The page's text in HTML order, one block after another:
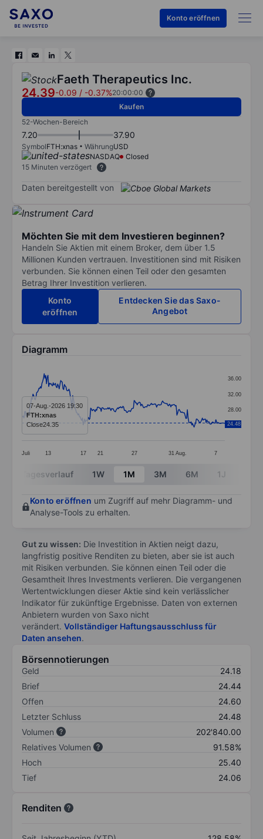
Konto eröffnen
Faeth Therapeutics Inc.
24.39-0.09 / -0.37%20:00:00
Kaufen
52-Wochen-Bereich
7.20 37.90
SymbolFTH:xnas WährungUSD
NASDAQ
Closed
15 Minuten verzögert
Daten bereitgestellt von
Möchten Sie mit dem Investieren beginnen?
Handeln Sie Aktien mit einem Broker, dem über 1.5
Millionen Kunden vertrauen. Investitionen sind mit Risiken
verbunden. Sie können einen Teil oder den gesamten
Betrag Ihrer Investition verlieren.
Konto
eröffnen
Entdecken Sie das Saxo-
Angebot
Diagramm
Line chart with 272 data points.
The chart has 1 X axis displaying categories.
The chart has 1 Y axis displaying values. Data
Juli 13 17 21 27 31 Aug. 7
24.00
28.00
32.00
36.00
24.48
07-Aug.-2026 19:30
FTH:xnas
Close24.35
End of interactive chart.
Tagesverlauf 1W 1M 3M 6M 1J
Konto eröffnen um Zugriff auf mehr Diagramm- und
Analyse-Tools zu erhalten.
Gut zu wissen: Die Investition in Aktien neigt dazu,
langfristig positive Renditen zu bieten, aber sie ist auch
mit Risiken verbunden. Sie können einen Teil oder die
Gesamtheit Ihres Investments verlieren. Die vergangenen
Wertentwicklungen dieser Aktie sind kein verlässlicher
Indikator für zukünftige Ergebnisse. Daten von externen
Anbietern wurden von Saxo nicht
verändert. Vollständiger Haftungsausschluss für
Daten ansehen.
Börsennotierungen
Geld
24.18
Brief
24.44
Offen
24.60
Letzter Schluss
24.48
Volumen
202'840.00
Relatives Volumen
91.58%
Hoch
25.40
Tief
24.06
Renditen